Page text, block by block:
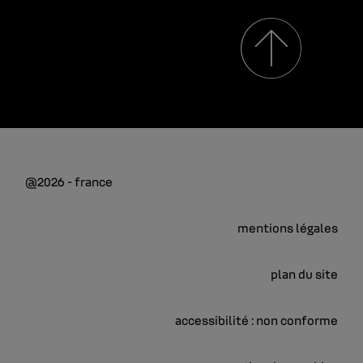
@2026 - france
mentions légales
plan du site
accessibilité : non conforme